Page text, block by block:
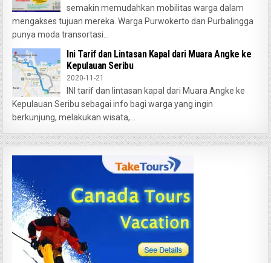
semakin memudahkan mobilitas warga dalam
mengakses tujuan mereka. Warga Purwokerto dan Purbalingga
punya moda transortasi...
Ini Tarif dan Lintasan Kapal dari Muara Angke ke
Kepulauan Seribu
2020-11-21
INI tarif dan lintasan kapal dari Muara Angke ke
Kepulauan Seribu sebagai info bagi warga yang ingin
berkunjung, melakukan wisata,...